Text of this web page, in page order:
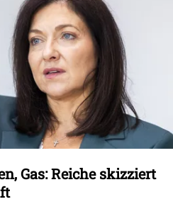
Gas: Reiche skizziert